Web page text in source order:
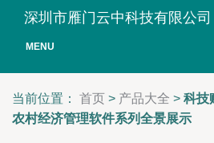
深圳市雁门云中科技有限公司
MENU
当前位置： 首页 > 产品大全 > 科技
农村经济管理软件系列全景展示